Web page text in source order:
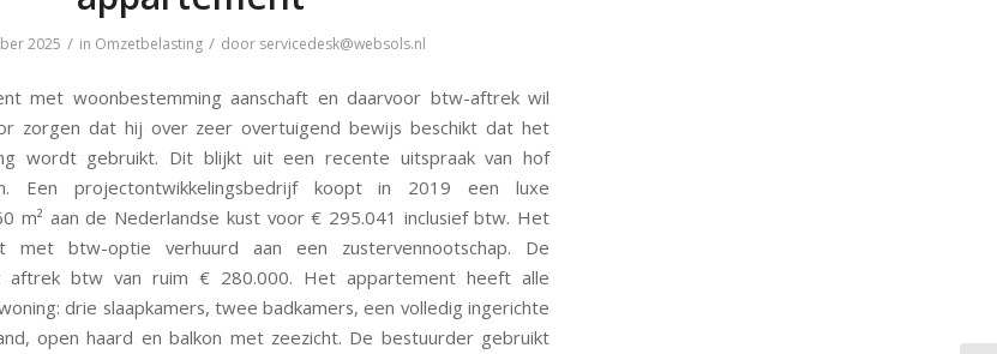
2025 / in Omzetbelasting / door servicedesk@websols.nl
met woonbestemming aanschaft en daarvoor btw-aftrek wil
zorgen dat hij over zeer overtuigend bewijs beschikt dat het
wordt gebruikt. Dit blijkt uit een recente uitspraak van hof
Een projectontwikkelingsbedrijf koopt in 2019 een luxe
m² aan de Nederlandse kust voor € 295.041 inclusief btw. Het
met btw-optie verhuurd aan een zustervennootschap. De
aftrek btw van ruim € 280.000. Het appartement heeft alle
drie slaapkamers, twee badkamers, een volledig ingerichte
open haard en balkon met zeezicht. De bestuurder gebruikt